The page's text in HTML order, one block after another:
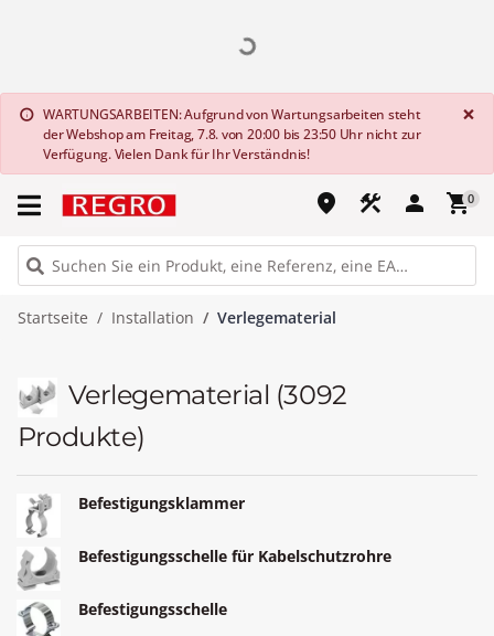
info WARTUNGSARBEITEN: Aufgrund von Wartungsarbeiten steht
der Webshop am Freitag, 7.8. von 20:00 bis 23:50 Uhr nicht zur
Verfügung. Vielen Dank für Ihr Verständnis!
×
place construction person shopping_cart0
Startseite Installation Verlegematerial
Verlegematerial (3092
Produkte)
Befestigungsklammer
Befestigungsschelle für Kabelschutzrohre
Befestigungsschelle